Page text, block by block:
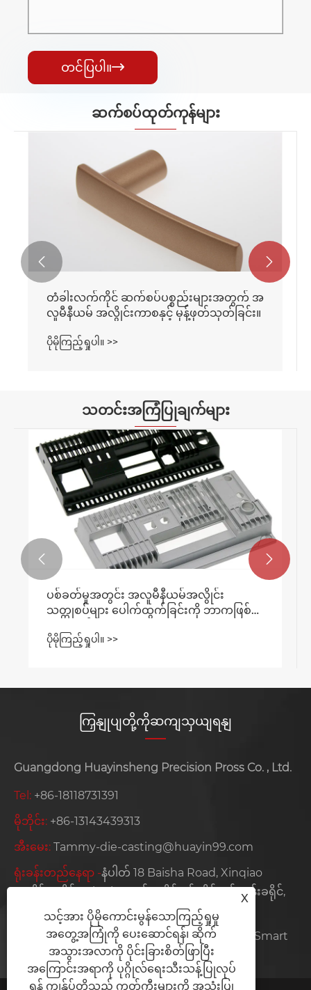
တင်ပြပါ။
ဆက်စပ်ထုတ်ကုန်များ
တံခါးလက်ကိုင် ဆက်စပ်ပစ္စည်းများအတွက် အ
လူမီနီယမ် အလွိုင်းကာစနှင့် မုန့်ဖုတ်သုတ်ခြင်း။
ပိုမိုကြည့်ရှုပါ။ >>
 
သတင်းအကြံပြုချက်များ
ပစ်ခတ်မှုအတွင်း အလူမီနီယမ်အလွိုင်း
သတ္တုစပ်များ ပေါက်ထွက်ခြင်းကို ဘာကဖြစ်
ပိုမိုကြည့်ရှုပါ။ >>
 
ကြှနျုပျတို့ကိုဆကျသှယျရနျ
Guangdong Huayinsheng Precision Pross Co. , Ltd.
Tel: +86-18118731391
မိုဘိုင်း: +86-13143439313
အီးမေး: Tammy-die-casting@huayin99.com
ရုံးခန်းတည်နေရာ -နံပါတ် 18 Baisha Road, Xinqiao
အသိုင်းအဝိုင်း, Xinqiao လမ်း, ဘိုင်ဂျန်ခရိုင်, ရှန်ကျန်းခရိုင်,
စက်ရုံတည်နေရာ:NO. 23 Huizhou Cimc Smart Smart
Lovery Indolley Park တွင်တည်ရှိသည်
X
သင့်အား ပိုမိုကောင်းမွန်သောကြည့်ရှုမှု
အတွေ့အကြုံကို ပေးဆောင်ရန်၊ ဆိုက်
အသွားအလာကို ပိုင်းခြားစိတ်ဖြာပြီး
အကြောင်းအရာကို ပုဂ္ဂိုလ်ရေးသီးသန့်ပြုလုပ်
ရန် ကျွန်ုပ်တို့သည် ကွတ်ကီးများကို အသုံးပြု